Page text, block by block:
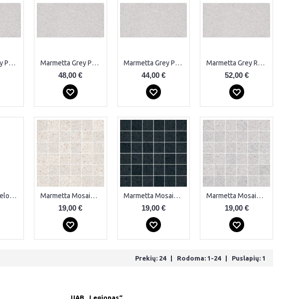
Marmetta Grey Plytelės Marmetta Grey Plytelės
48,00 €
Marmetta Grey Plytelės
44,00 €
Marmetta Grey Rect. Plytelės
52,00 €
Marmetta Listelo Grey Plytelės Marmetta Mosaico Cream Plytelės
19,00 €
Marmetta Mosaico Dark Plytelės
19,00 €
Marmetta Mosaico Grey Plytelės
19,00 €
Prekių: 24 | Rodoma: 1-24 | Puslapių: 1